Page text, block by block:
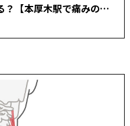
身体の働きはどうなっている？【本厚木駅で痛みの原因を取り除く あかつき整骨院】